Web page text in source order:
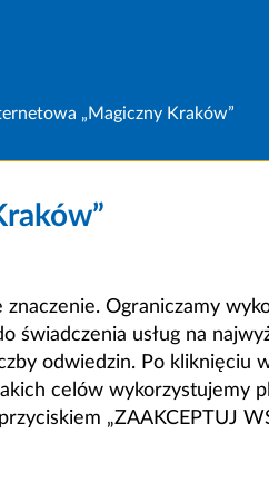
„Magiczny Kraków”
Ograniczamy
usług na
odwiedzin. Po kliknięciu
celów wykorzystujemy
„ZAAKCEPTUJ